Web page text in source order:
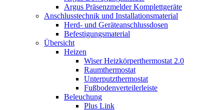
Argus Präsenzmelder Komplettgeräte
Anschlusstechnik und Installationsmaterial
Herd- und Geräteanschlussdosen
Befestigungsmaterial
Übersicht
Heizen
Wiser Heizkörperthermostat 2.0
Raumthermostat
Unterputzthermostat
Fußbodenverteilerleiste
Beleuchung
Plus Link